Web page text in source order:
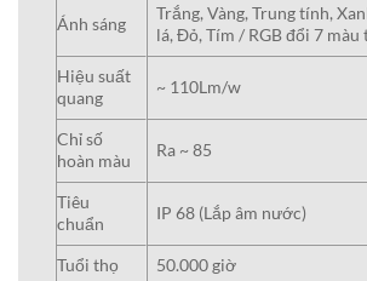
Ánh sáng
Trắng, Vàng, Trung tính,
lá, Đỏ, Tím / RGB đổi 7 màu
Hiệu suất
quang
~ 110Lm/w
Chỉ số
hoàn màu
Ra ~ 85
Tiêu
chuẩn
IP 68 (Lắp âm nước)
Tuổi thọ
50.000 giờ